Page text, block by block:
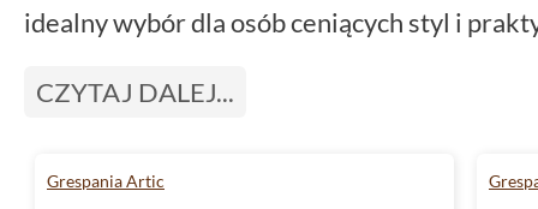
idealny wybór dla osób ceniących styl i
CZYTAJ DALEJ...
Grespania Artic